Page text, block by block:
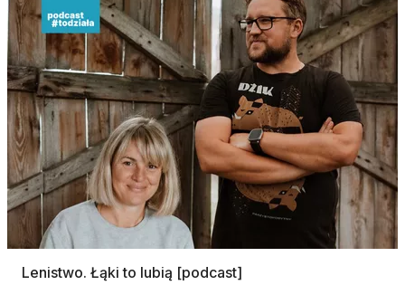
Lenistwo. Łąki to lubią [podcast]